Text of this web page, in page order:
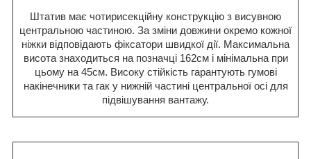
Штатив має чотирисекційну конструкцію з висувною
центральною частиною. За зміни довжини окремо кожної
ніжки відповідають фіксатори швидкої дії. Максимальна
висота знаходиться на позначці 162см і мінімальна при
цьому на 45см. Високу стійкість гарантують гумові
накінечники та гак у нижній частині центральної осі для
підвішування вантажу.